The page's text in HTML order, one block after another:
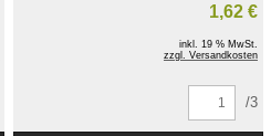
1,62 €
inkl. 19 % MwSt.
zzgl. Versandkosten
/3